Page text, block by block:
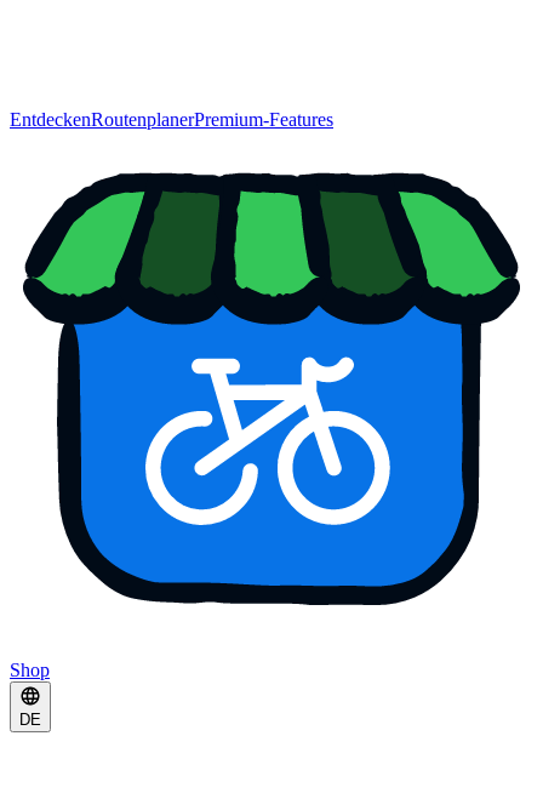
EntdeckenRoutenplanerPremium-Features
Shop
DE